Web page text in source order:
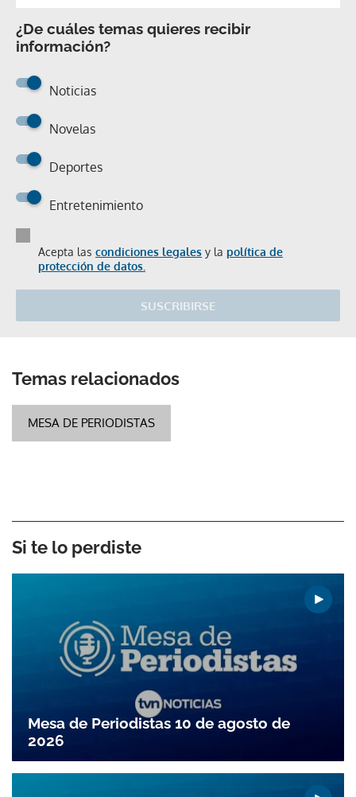
¿De cuáles temas quieres recibir
información?
Noticias
Novelas
Deportes
Entretenimiento
Acepta las condiciones legales y la política de
protección de datos.
SUSCRIBIRSE
Temas relacionados
MESA DE PERIODISTAS
Si te lo perdiste
Mesa de Periodistas 10 de agosto de
2026